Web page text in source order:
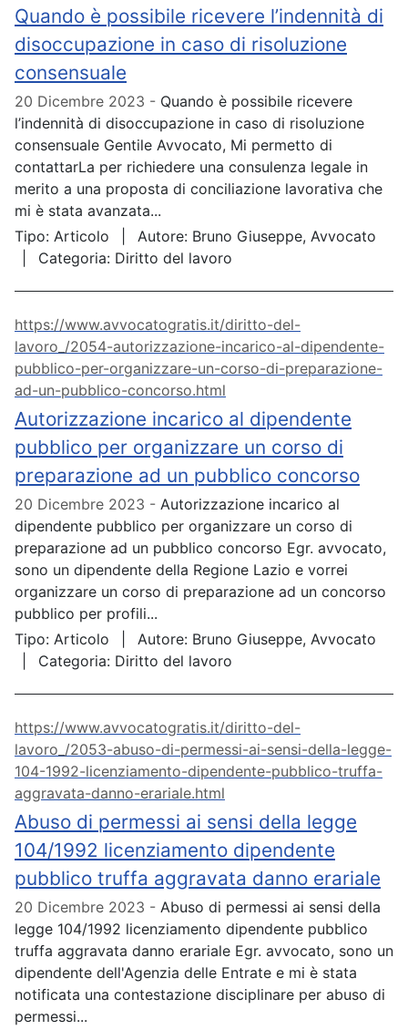
Quando è possibile ricevere l’indennità di
disoccupazione in caso di risoluzione
consensuale
20 Dicembre 2023
Quando è possibile ricevere
l’indennità di disoccupazione in caso di risoluzione
consensuale Gentile Avvocato, Mi permetto di
contattarLa per richiedere una consulenza legale in
merito a una proposta di conciliazione lavorativa che
mi è stata avanzata...
Tipo: Articolo Autore: Bruno Giuseppe, Avvocato
Categoria: Diritto del lavoro
Autorizzazione incarico al dipendente
pubblico per organizzare un corso di
preparazione ad un pubblico concorso
https://www.avvocatogratis.it/diritto-del-
lavoro_/2054-autorizzazione-incarico-al-dipendente-
pubblico-per-organizzare-un-corso-di-preparazione-
ad-un-pubblico-concorso.html
20 Dicembre 2023
Autorizzazione incarico al
dipendente pubblico per organizzare un corso di
preparazione ad un pubblico concorso Egr. avvocato,
sono un dipendente della Regione Lazio e vorrei
organizzare un corso di preparazione ad un concorso
pubblico per profili...
Tipo: Articolo Autore: Bruno Giuseppe, Avvocato
Categoria: Diritto del lavoro
Abuso di permessi ai sensi della legge
104/1992 licenziamento dipendente
pubblico truffa aggravata danno erariale
https://www.avvocatogratis.it/diritto-del-
lavoro_/2053-abuso-di-permessi-ai-sensi-della-legge-
104-1992-licenziamento-dipendente-pubblico-truffa-
aggravata-danno-erariale.html
20 Dicembre 2023
Abuso di permessi ai sensi della
legge 104/1992 licenziamento dipendente pubblico
truffa aggravata danno erariale Egr. avvocato, sono un
dipendente dell'Agenzia delle Entrate e mi è stata
notificata una contestazione disciplinare per abuso di
permessi...